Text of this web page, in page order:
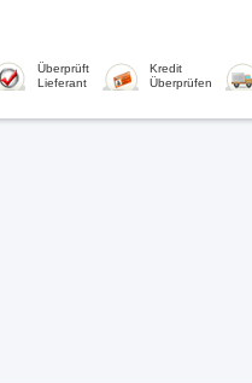
Überprüft
Lieferant
Kredit
Überprüfen